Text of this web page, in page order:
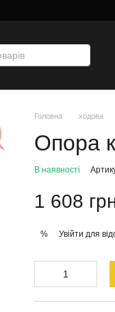
Головна ходова
Опора
В наявності
1 608
% Увійти для